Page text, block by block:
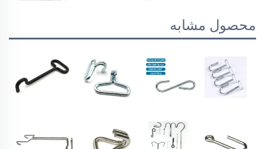
محصول مشابه